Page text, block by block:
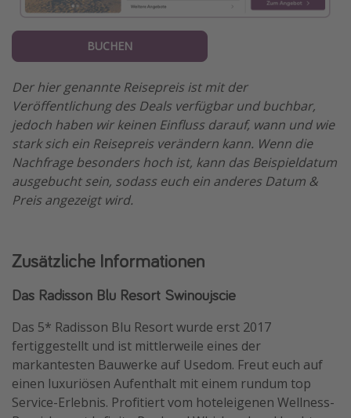
BUCHEN
Der hier genannte Reisepreis ist mit der
Veröffentlichung des Deals verfügbar und buchbar,
jedoch haben wir keinen Einfluss darauf, wann und wie
stark sich ein Reisepreis verändern kann. Wenn die
Nachfrage besonders hoch ist, kann das Beispieldatum
ausgebucht sein, sodass euch ein anderes Datum &
Preis angezeigt wird.
Zusätzliche Informationen
Das Radisson Blu Resort Swinoujscie
Das 5* Radisson Blu Resort wurde erst 2017
fertiggestellt und ist mittlerweile eines der
markantesten Bauwerke auf Usedom. Freut euch auf
einen luxuriösen Aufenthalt mit einem rundum top
Service-Erlebnis. Profitiert vom hoteleigenen Wellness-